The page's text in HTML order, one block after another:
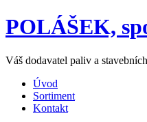
POLÁŠEK,
Váš dodavatel paliv a
Úvod
Sortiment
Kontakt